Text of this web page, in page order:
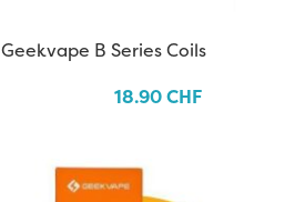
Geekvape B Series Coils
18.90CHF